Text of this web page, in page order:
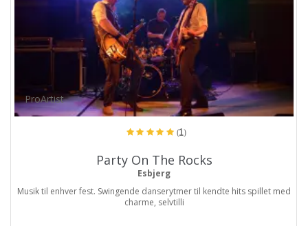
ProArtist
(1)
Party On The Rocks
Esbjerg
Musik til enhver fest. Swingende danserytmer til kendte hits spillet med
charme, selvtilli